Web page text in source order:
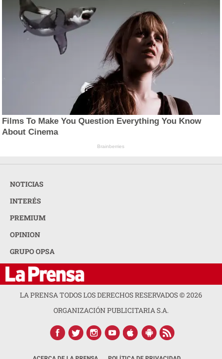
Films To Make You Question Everything You Know
About Cinema
Brainberries
NOTICIAS
INTERÉS
PREMIUM
OPINION
GRUPO OPSA
LA PRENSA TODOS LOS DERECHOS RESERVADOS ©2026
ORGANIZACIÓN PUBLICITARIA S.A.